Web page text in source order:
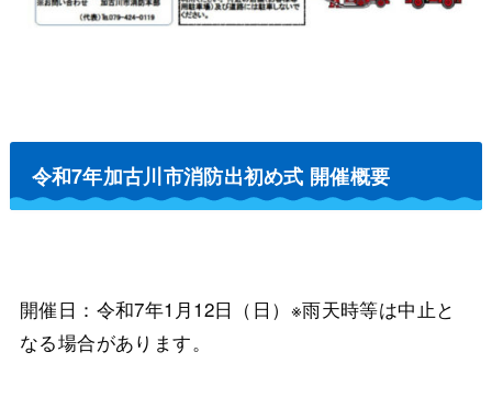
令和7年加古川市消防出初め式 開催概要
開催日：令和7年1月12日（日）※雨天時等は中止と
なる場合があります。